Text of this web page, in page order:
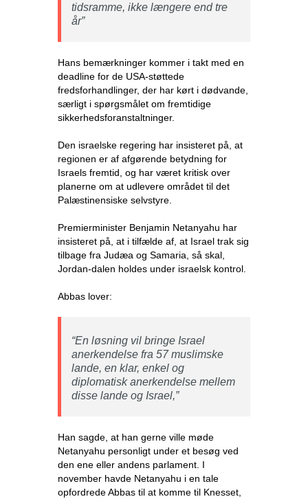
tidsramme, ikke længere end tre
år”
Hans bemærkninger kommer i takt med en
deadline for de USA-støttede
fredsforhandlinger, der har kørt i dødvande,
særligt i spørgsmålet om fremtidige
sikkerhedsforanstaltninger.
Den israelske regering har insisteret på, at
regionen er af afgørende betydning for
Israels fremtid, og har været kritisk over
planerne om at udlevere området til det
Palæstinensiske selvstyre.
Premierminister Benjamin Netanyahu har
insisteret på, at i tilfælde af, at Israel trak sig
tilbage fra Judæa og Samaria, så skal,
Jordan-dalen holdes under israelsk kontrol.
Abbas lover:
“En løsning vil bringe Israel
anerkendelse fra 57 muslimske
lande, en klar, enkel og
diplomatisk anerkendelse mellem
disse lande og Israel,”
Han sagde, at han gerne ville møde
Netanyahu personligt under et besøg ved
den ene eller andens parlament. I
november havde Netanyahu i en tale
opfordrede Abbas til at komme til Knesset,